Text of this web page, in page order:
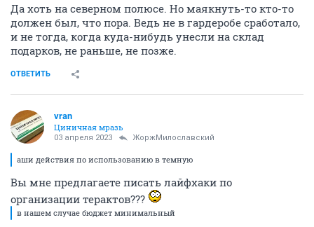
Да хоть на северном полюсе. Но маякнуть-то кто-то
должен был, что пора. Ведь не в гардеробе сработало,
и не тогда, когда куда-нибудь унесли на склад
подарков, не раньше, не позже.
ОТВЕТИТЬ
vran
Циничная мразь
03 апреля 2023 ЖоржМилославский
аши действия по использованию в темную
Вы мне предлагаете писать лайфхаки по
организации терактов???
в нашем случае бюджет минимальный